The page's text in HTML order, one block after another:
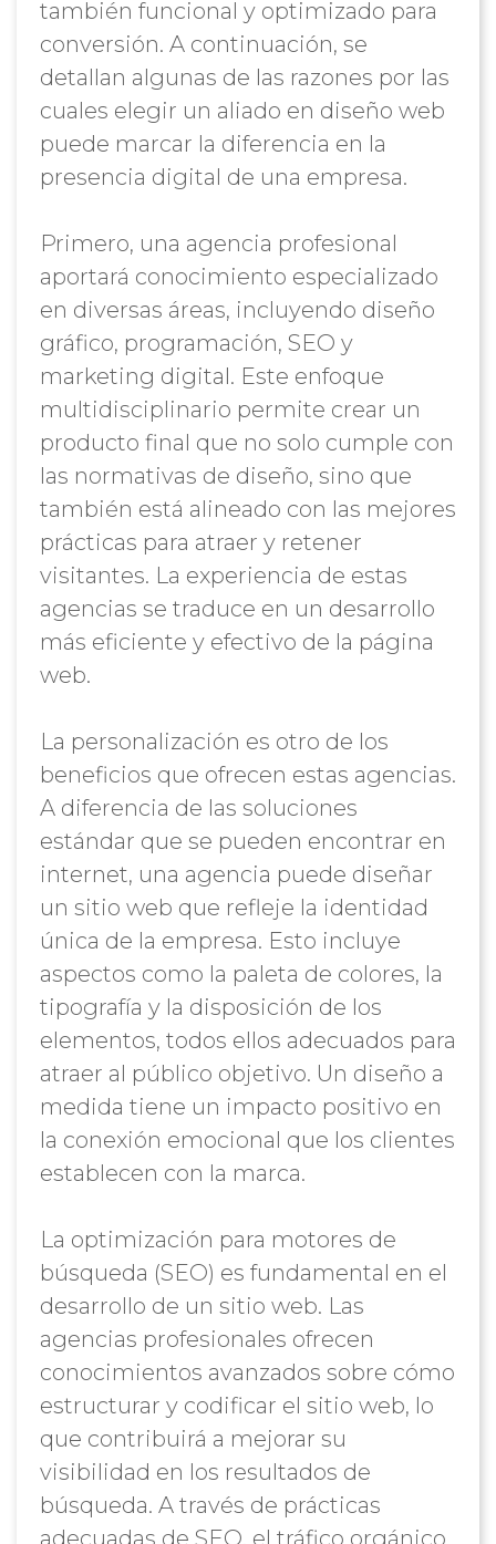
también funcional y optimizado para
conversión. A continuación, se
detallan algunas de las razones por las
cuales elegir un aliado en diseño web
puede marcar la diferencia en la
presencia digital de una empresa.
Primero, una agencia profesional
aportará conocimiento especializado
en diversas áreas, incluyendo diseño
gráfico, programación, SEO y
marketing digital. Este enfoque
multidisciplinario permite crear un
producto final que no solo cumple con
las normativas de diseño, sino que
también está alineado con las mejores
prácticas para atraer y retener
visitantes. La experiencia de estas
agencias se traduce en un desarrollo
más eficiente y efectivo de la página
web.
La personalización es otro de los
beneficios que ofrecen estas agencias.
A diferencia de las soluciones
estándar que se pueden encontrar en
internet, una agencia puede diseñar
un sitio web que refleje la identidad
única de la empresa. Esto incluye
aspectos como la paleta de colores, la
tipografía y la disposición de los
elementos, todos ellos adecuados para
atraer al público objetivo. Un diseño a
medida tiene un impacto positivo en
la conexión emocional que los clientes
establecen con la marca.
La optimización para motores de
búsqueda (SEO) es fundamental en el
desarrollo de un sitio web. Las
agencias profesionales ofrecen
conocimientos avanzados sobre cómo
estructurar y codificar el sitio web, lo
que contribuirá a mejorar su
visibilidad en los resultados de
búsqueda. A través de prácticas
adecuadas de SEO, el tráfico orgánico